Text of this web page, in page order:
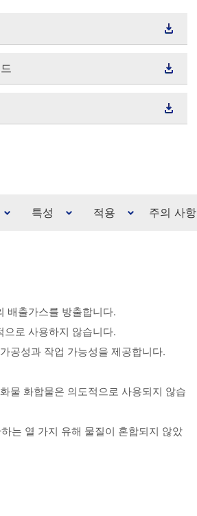
특성 적용 주의 사항
배출가스를 방출합니다.
으로 사용하지 않습니다.
공성과 작업 가능성을 제공합니다.
물 화합물은 의도적으로 사용되지 않습
는 열 가지 유해 물질이 혼합되지 않았